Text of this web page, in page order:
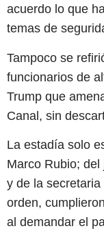
acuerdo lo que
temas de
Tampoco se
funcionarios de
Trump que
Canal, sin
La estadía solo
Marco Rubio;
y de la
orden,
al demandar el